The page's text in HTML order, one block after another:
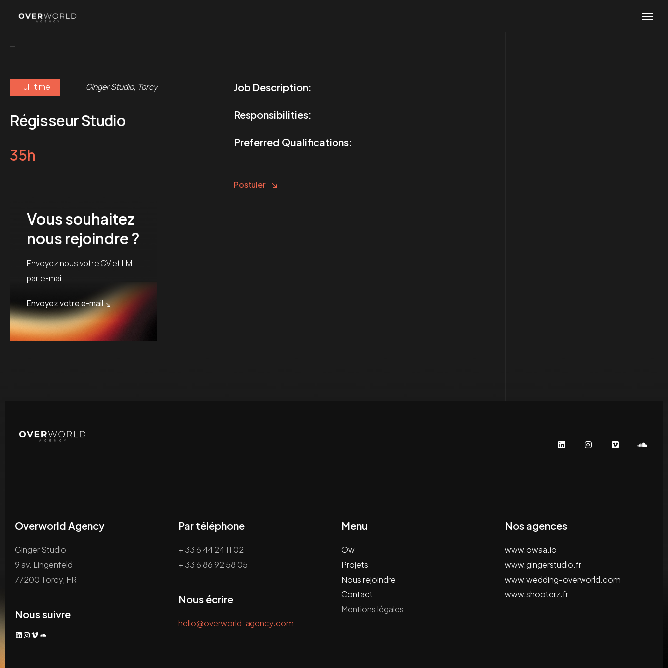
Full-time Ginger Studio, Torcy
Régisseur Studio
35h
Vous souhaitez
nous rejoindre ?
Envoyez nous votre CV et LM
par e-mail.
Envoyez votre e-mail
Job Description:
Responsibilities:
Preferred Qualifications:
Postuler
Overworld Agency
Ginger Studio
9 av. Lingenfeld
77200 Torcy, FR
Nous suivre
LinkedIn
Instagram
Vimeo
SoundCloud
Par téléphone
+ 33 6 44 24 11 02
+ 33 6 86 92 58 05
Nous écrire
hello@overworld-agency.com
Menu
Ow
Projets
Nous rejoindre
Contact
Mentions légales
Nos agences
www.owaa.io
www.gingerstudio.fr
www.wedding-overworld.com
www.shooterz.fr